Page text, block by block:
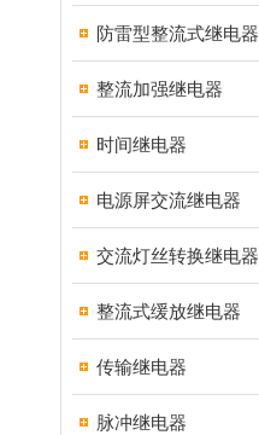
防雷型整流式继电器
整流加强继电器
时间继电器
电源屏交流继电器
交流灯丝转换继电器
整流式缓放继电器
传输继电器
脉冲继电器